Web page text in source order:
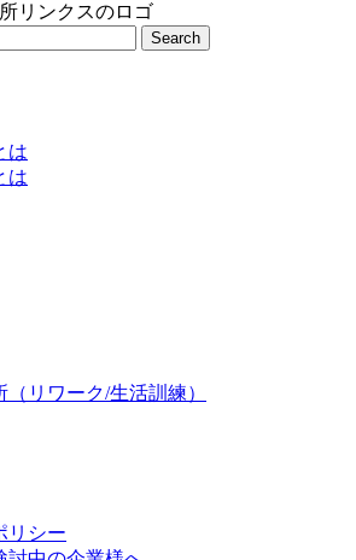
Search
は
は
リワーク/生活訓練）
リシー